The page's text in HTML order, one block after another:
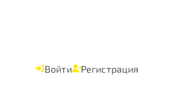
Войти Регистрация